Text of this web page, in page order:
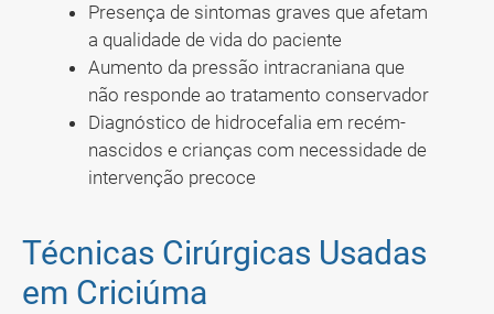
Presença de sintomas graves que afetam
a qualidade de vida do paciente
Aumento da pressão intracraniana que
não responde ao tratamento conservador
Diagnóstico de hidrocefalia em recém-
nascidos e crianças com necessidade de
intervenção precoce
Técnicas Cirúrgicas Usadas
em Criciúma